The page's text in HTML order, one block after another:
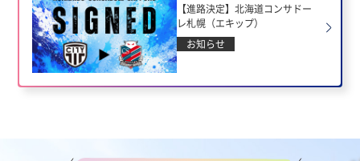
【進路決定】北海道コンサドー
レ札幌（エキップ）
お知らせ